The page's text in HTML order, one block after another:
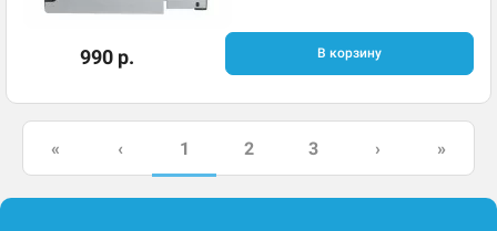
990 р. В корзину
« ‹ 1 2 3 › »